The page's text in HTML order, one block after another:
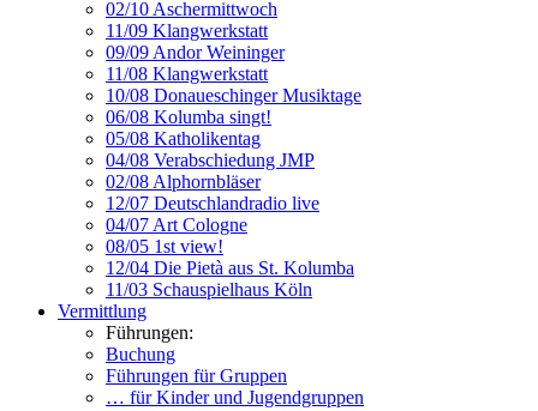
02/10 Aschermittwoch
11/09 Klangwerkstatt
09/09 Andor Weininger
11/08 Klangwerkstatt
10/08 Donaueschinger Musiktage
06/08 Kolumba singt!
05/08 Katholikentag
04/08 Verabschiedung JMP
02/08 Alphornbläser
12/07 Deutschlandradio live
04/07 Art Cologne
08/05 1st view!
12/04 Die Pietà aus St. Kolumba
11/03 Schauspielhaus Köln
Vermittlung
Führungen:
Buchung
Führungen für Gruppen
… für Kinder und Jugendgruppen